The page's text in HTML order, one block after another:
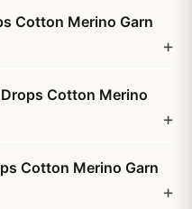
Cotton Merino Garn
Cotton Merino
Cotton Merino Garn